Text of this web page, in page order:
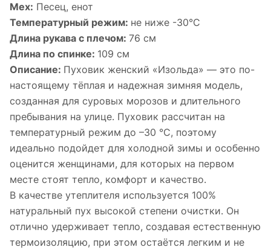
Мех: Песец, енот
Температурный режим: не ниже -30°С
Длина рукава с плечом: 76 см
Длина по спинке: 109 см
Описание: Пуховик женский «Изольда» — это по-
настоящему тёплая и надежная зимняя модель,
созданная для суровых морозов и длительного
пребывания на улице. Пуховик рассчитан на
температурный режим до –30 °C, поэтому
идеально подойдет для холодной зимы и особенно
оценится женщинами, для которых на первом
месте стоят тепло, комфорт и качество.
В качестве утеплителя используется 100%
натуральный пух высокой степени очистки. Он
отлично удерживает тепло, создавая естественную
термоизоляцию, при этом остаётся легким и не